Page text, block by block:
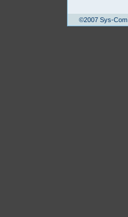
©2007 Sys-Com